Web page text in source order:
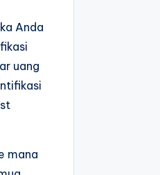
Anda
uang
mana